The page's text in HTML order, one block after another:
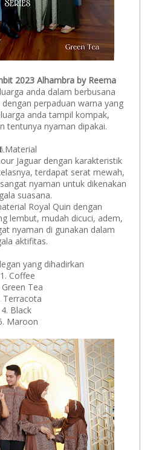
2023 Alhambra by Reema
anda dalam berbusana
perpaduan warna yang
anda tampil kompak,
tentunya nyaman dipakai.
Jaguar dengan karakteristik
terdapat serat mewah,
nyaman untuk dikenakan
suasana.
Royal Quin dengan
lembut, mudah dicuci, adem,
nyaman di gunakan dalam
aktifitas.
yang dihadirkan
1. Coffee
Green Tea
Terracota
4. Black
Maroon